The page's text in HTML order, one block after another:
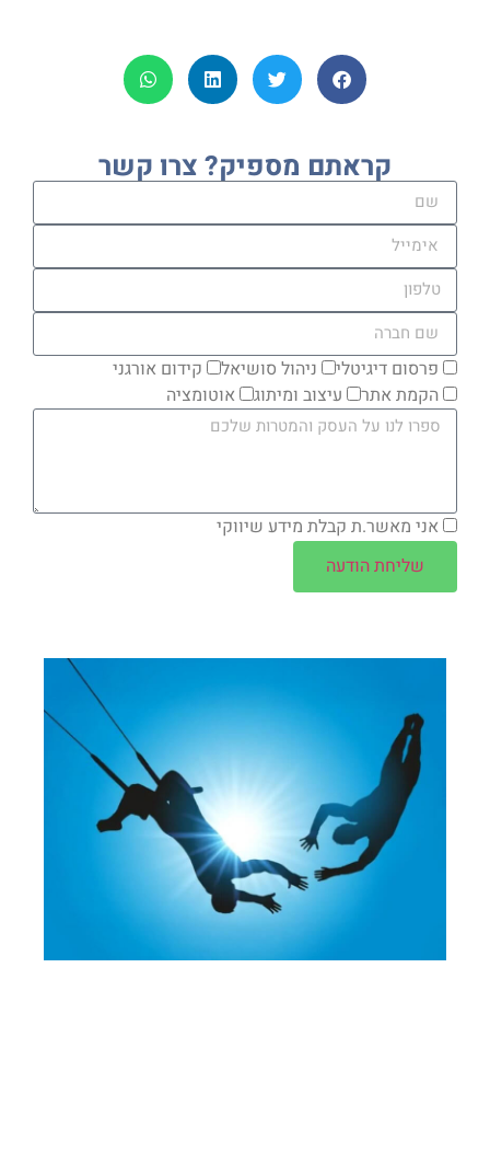
קראתם מספיק? צרו קשר
פרסום דיגיטלי ניהול סושיאל
קידום אורגני
הקמת אתר
עיצוב ומיתוג אוטומציה
אני מאשר.ת קבלת מידע שיווקי
שליחת הודעה